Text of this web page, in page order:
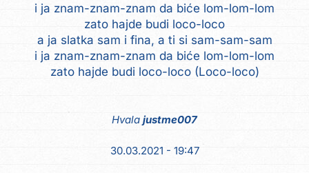
i ja znam-znam-znam da biće lom-lom-lom
zato hajde budi loco-loco
a ja slatka sam i fina, a ti si sam-sam-sam
i ja znam-znam-znam da biće lom-lom-lom
zato hajde budi loco-loco (Loco-loco)
Hvala justme007
30.03.2021 - 19:47